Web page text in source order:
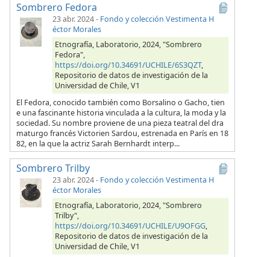
Sombrero Fedora
23 abr. 2024- Fondo y colección Vestimenta H
éctor Morales
Etnografía, Laboratorio, 2024, "Sombrero
Fedora",
https://doi.org/10.34691/UCHILE/6S3QZT,
Repositorio de datos de investigación de la
Universidad de Chile, V1
El Fedora, conocido también como Borsalino o Gacho, tien
e una fascinante historia vinculada a la cultura, la moda y la
sociedad. Su nombre proviene de una pieza teatral del dra
maturgo francés Victorien Sardou, estrenada en París en 18
82, en la que la actriz Sarah Bernhardt interp...
Sombrero Trilby
23 abr. 2024- Fondo y colección Vestimenta H
éctor Morales
Etnografía, Laboratorio, 2024, "Sombrero
Trilby",
https://doi.org/10.34691/UCHILE/U9OFGG,
Repositorio de datos de investigación de la
Universidad de Chile, V1